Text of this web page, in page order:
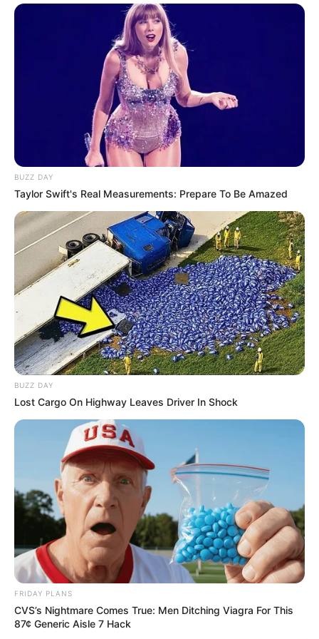
Agente de Saúde pode virar médico? Valtenir propõe
Universidade do SUS.
FAÇA O SEU COMENTÁRIO AQUI!
FALE CONOSCO
Nome
E-mail
Mensagem*
BUSCAR
DESTAQUES
PLP 185 continua travado na Câmara dos
Deputados por erro em seu texto.
Agosto 07, 2026
Concurso em Trindade: Edital com 200 vagas
imediatas para ACS e ACE tem inscrições
BUZZ DAY
Taylor Swift's Real Measurements: Prepare To Be Amazed
BUZZ DAY
Lost Cargo On Highway Leaves Driver In Shock
FRIDAY PLANS
CVS’s Nightmare Comes True: Men Ditching Viagra For This
87¢ Generic Aisle 7 Hack